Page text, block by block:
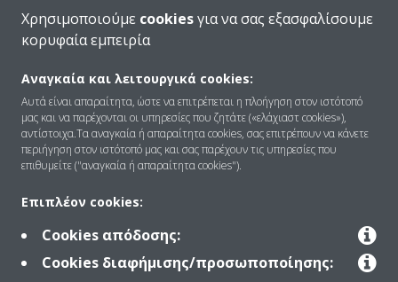
Ποιοι είμαστε
Λύσεις
Επικοινωνία
Χρησιμοποιούμε cookiesγια να σας εξασφαλίσουμε
κορυφαία εμπειρία
Αναγκαία και λειτουργικά cookies:
Αυτά είναι απαραίτητα, ώστε να επιτρέπεται η πλοήγηση στον ιστότοπό
μας και να παρέχονται οι υπηρεσίες που ζητάτε («ελάχιαστ cookies»),
αντίστοιχα.Τα αναγκαία ή απαραίτητα cookies, σας επιτρέπουν να κάνετε
περιήγηση στον ιστότοπό μας και σας παρέχουν τις υπηρεσίες που
επιθυμείτε ("αναγκαία ή απαραίτητα cookies").
Επιπλέον cookies:
Cookies απόδοσης:
Cookies διαφήμισης/προσωποποίησης: